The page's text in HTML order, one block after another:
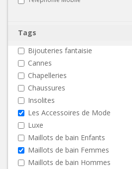
Tags
Bijouteries fantaisie
Cannes
Chapelleries
Chaussures
Insolites
Les Accessoires de Mode
Luxe
Maillots de bain Enfants
Maillots de bain Femmes
Maillots de bain Hommes